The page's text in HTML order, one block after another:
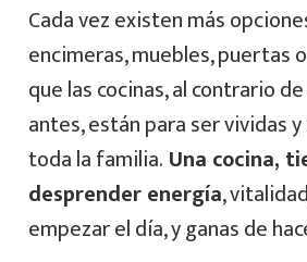
Cada vez existen más
encimeras, muebles, puertas
que las cocinas, al contrario
antes, están para ser vividas
toda la familia. Una cocina,
desprender energía,
empezar el día, y ganas de